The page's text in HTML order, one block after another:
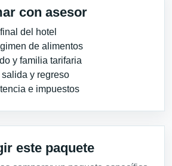
con asesor
del hotel
de alimentos
y familia tarifaria
y regreso
e impuestos
este paquete